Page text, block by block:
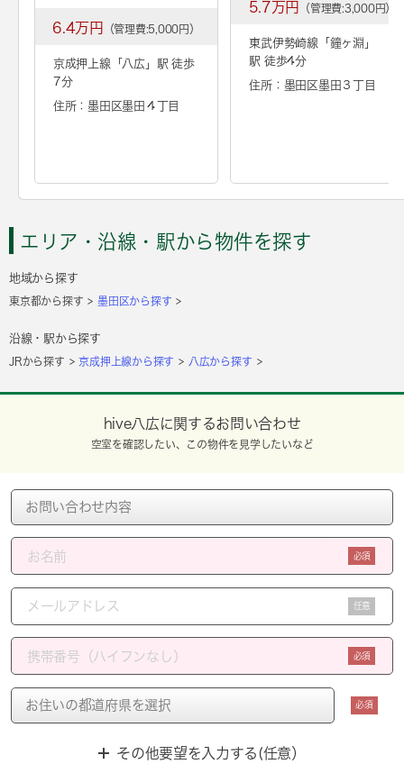
6.4万円 （管理費:5,000円）
京成押上線「 八広」駅 徒歩
7分
住所：墨田区墨田４丁目
5.7万円 （管理費:3,000円）
東武伊勢崎線「 鐘ヶ淵 」
駅 徒歩4分
住所：墨田区墨田３丁目
エリア・沿線・駅から物件を探す
地域から探す
東京都から探す 墨田区から探す
沿線・駅から探す
JRから探す 京成押上線から探す 八広から探す
hive八広に関するお問い合わせ
空室を確認したい、この物件を見学したいなど
必須
任意
必須
必須
その他要望を入力する(任意）